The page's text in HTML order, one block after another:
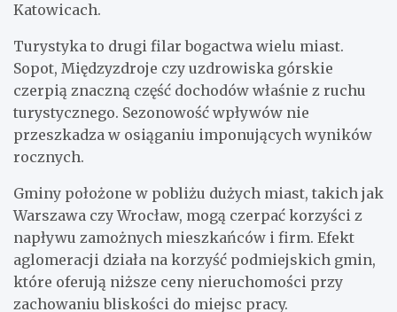
Katowicach.
Turystyka to drugi filar bogactwa wielu miast.
Sopot, Międzyzdroje czy uzdrowiska górskie
czerpią znaczną część dochodów właśnie z ruchu
turystycznego. Sezonowość wpływów nie
przeszkadza w osiąganiu imponujących wyników
rocznych.
Gminy położone w pobliżu dużych miast, takich jak
Warszawa czy Wrocław, mogą czerpać korzyści z
napływu zamożnych mieszkańców i firm. Efekt
aglomeracji działa na korzyść podmiejskich gmin,
które oferują niższe ceny nieruchomości przy
zachowaniu bliskości do miejsc pracy.